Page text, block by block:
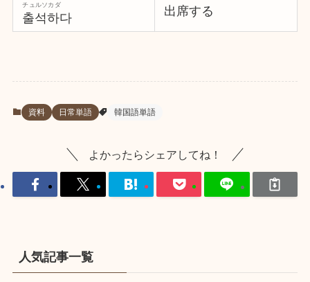
출석하다
チュルソカダ 出席する
資料 日常単語 韓国語単語
よかったらシェアしてね！
人気記事一覧